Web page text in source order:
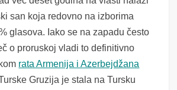
san koja redovno na izborima
glasova. Iako se na zapadu često
o proruskoj vladi to definitivno
rata Armenija i Azerbejdžana
Gruzija je stala na Tursku